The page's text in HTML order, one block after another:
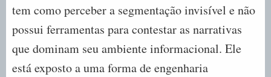
tem como perceber a segmentação invisível e não
possui ferramentas para contestar as narrativas
que dominam seu ambiente informacional. Ele
está exposto a uma forma de engenharia